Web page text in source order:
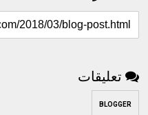
تعليقات
BLOGGER